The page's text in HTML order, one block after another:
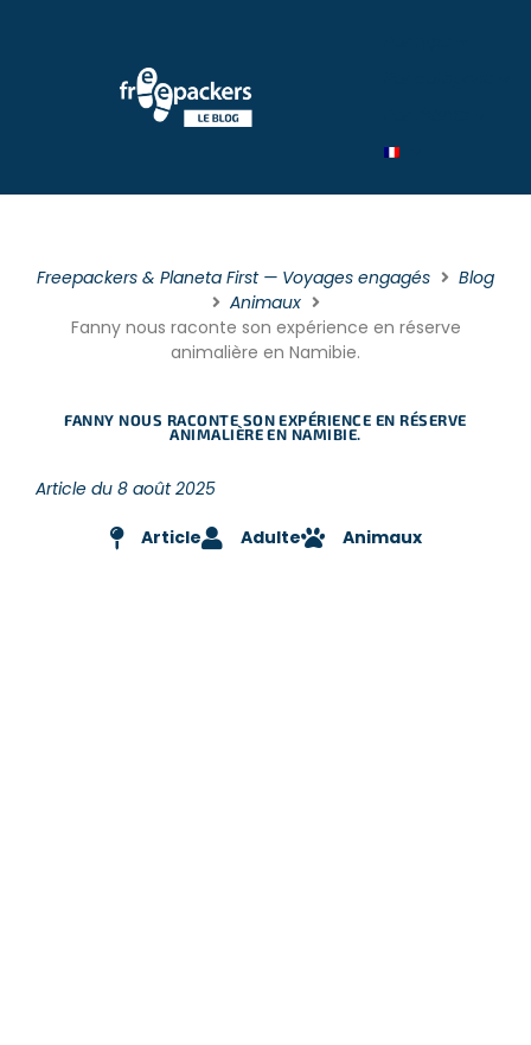
Freepackers & Planeta First — Voyages engagés
Blog
Animaux
Fanny nous raconte son expérience en réserve
animalière en Namibie.
FANNY NOUS RACONTE SON EXPÉRIENCE EN RÉSERVE
ANIMALIÈRE EN NAMIBIE.
Article du 8 août 2025
Article Adulte Animaux